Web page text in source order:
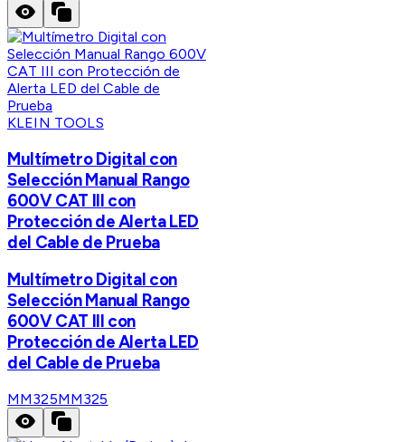
KLEIN TOOLS
Multímetro Digital con
Selección Manual Rango
600V CAT III con
Protección de Alerta LED
del Cable de Prueba
Multímetro Digital con
Selección Manual Rango
600V CAT III con
Protección de Alerta LED
del Cable de Prueba
MM325MM325